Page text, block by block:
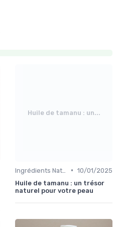
Huile de tamanu : un...
• 10/01/2025
Huile de tamanu : un trésor
naturel pour votre peau